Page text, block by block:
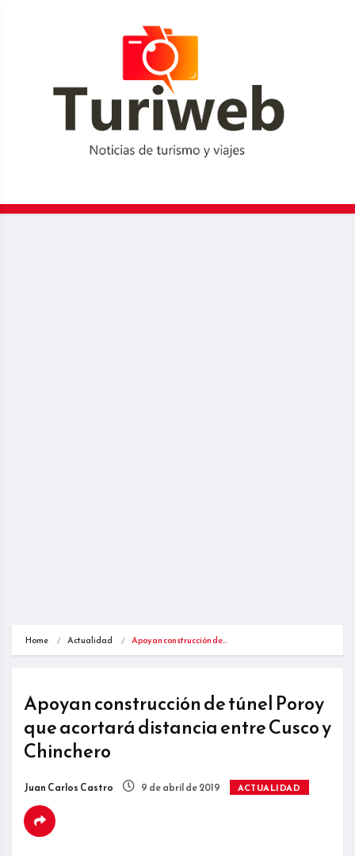
Home Actualidad Apoyan construcción de…
Apoyan construcción de túnel Poroy
que acortará distancia entre Cusco y
Chinchero
Juan Carlos Castro 9 de abril de 2019 ACTUALIDAD